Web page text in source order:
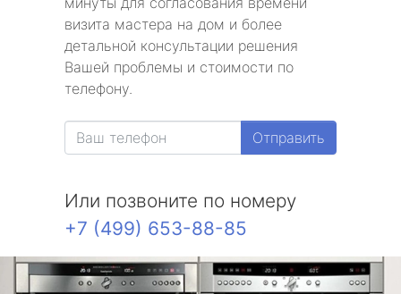
визита мастера на дом и более
детальной консультации решения
Вашей проблемы и стоимости по
телефону.
Отправить
Или позвоните по номеру
+7 (499) 653-88-85